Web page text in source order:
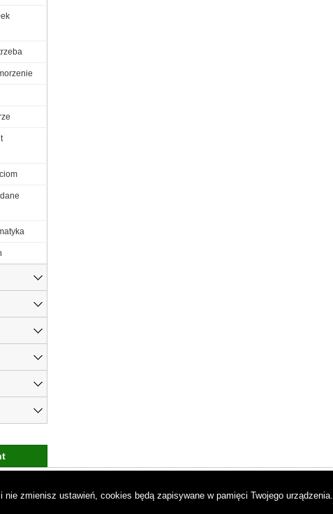
zmienisz ustawień, cookies będą zapisywane w pamięci Twojego urządzenia.